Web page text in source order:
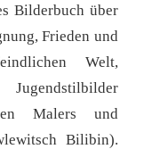
Bilderbuch über
Frieden und
Welt,
Malers und
Bilibin).